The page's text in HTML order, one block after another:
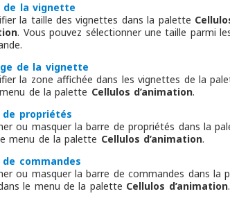
de la vignette
la taille des vignettes dans la palette
. Vous pouvez sélectionner une taille parmi
de la vignette
la zone affichée dans les vignettes de la
de la palette Cellulos d’animation.
propriétés
ou masquer la barre de propriétés dans la
menu de la palette Cellulos d’animation.
commandes
ou masquer la barre de commandes dans la
le menu de la palette Cellulos d’animation.